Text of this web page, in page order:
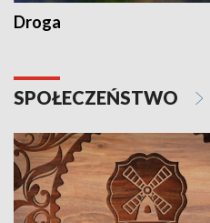
Droga
SPOŁECZEŃSTWO